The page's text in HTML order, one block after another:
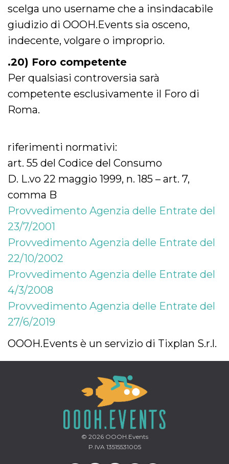
scelga uno username che a insindacabile
giudizio di OOOH.Events sia osceno,
indecente, volgare o improprio.
.20) Foro competente
Per qualsiasi controversia sarà
competente esclusivamente il Foro di
Roma.
riferimenti normativi:
art. 55 del Codice del Consumo
D. L.vo 22 maggio 1999, n. 185 – art. 7,
comma B
Provvedimento Agenzia delle Entrate del
23/7/2001
Provvedimento Agenzia delle Entrate del
22/10/2002
Provvedimento Agenzia delle Entrate del
4/3/2008
Provvedimento Agenzia delle Entrate del
27/6/2019
OOOH.Events è un servizio di Tixplan S.r.l.
© 2026OOOH.Events
P.IVA 13515531005